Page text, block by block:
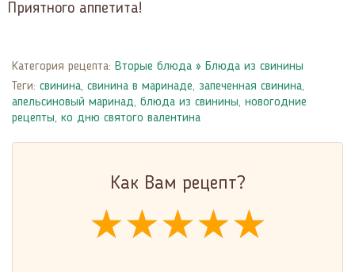
Приятного аппетита!
Категория рецепта: Вторые блюда » Блюда из свинины
Теги: свинина, свинина в маринаде, запеченная свинина,
апельсиновый маринад, блюда из свинины, новогодние
рецепты, ко дню святого валентина
Как Вам рецепт?
★★★★★
★★★★★
★★★★★